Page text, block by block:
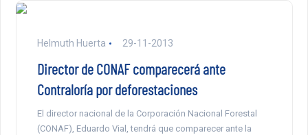
Helmuth Huerta 29-11-2013
Director de CONAF comparecerá ante
Contraloría por deforestaciones
El director nacional de la Corporación Nacional Forestal
(CONAF), Eduardo Vial, tendrá que comparecer ante la